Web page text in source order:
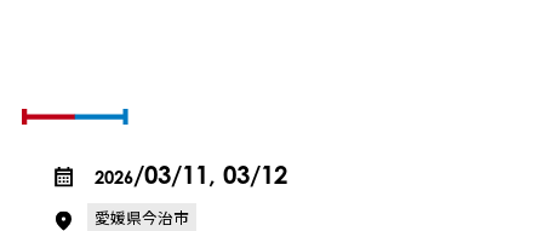
2026/03/11, 03/12
愛媛県今治市